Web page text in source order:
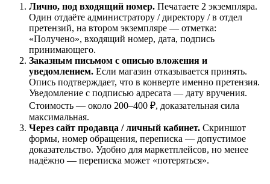
Лично, под входящий номер. Печатаете 2 экземпляра.
Один отдаёте администратору / директору / в отдел
претензий, на втором экземпляре — отметка:
«Получено», входящий номер, дата, подпись
принимающего.
Заказным письмом с описью вложения и
уведомлением. Если магазин отказывается принять.
Опись подтверждает, что в конверте именно претензия.
Уведомление с подписью адресата — дату вручения.
Стоимость — около 200–400 ₽, доказательная сила
максимальная.
Через сайт продавца / личный кабинет. Скриншот
формы, номер обращения, переписка — допустимое
доказательство. Удобно для маркетплейсов, но менее
надёжно — переписка может «потеряться».